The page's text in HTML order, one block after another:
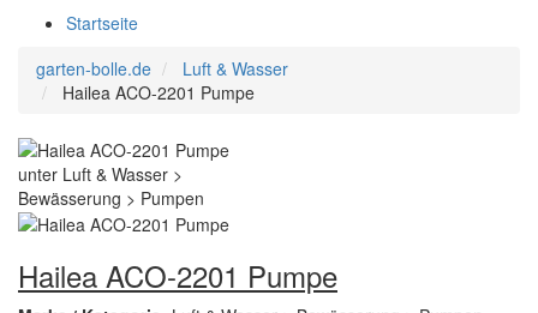
Startseite
garten-bolle.de
Luft & Wasser
Hailea ACO-2201 Pumpe
Hailea ACO-2201 Pumpe